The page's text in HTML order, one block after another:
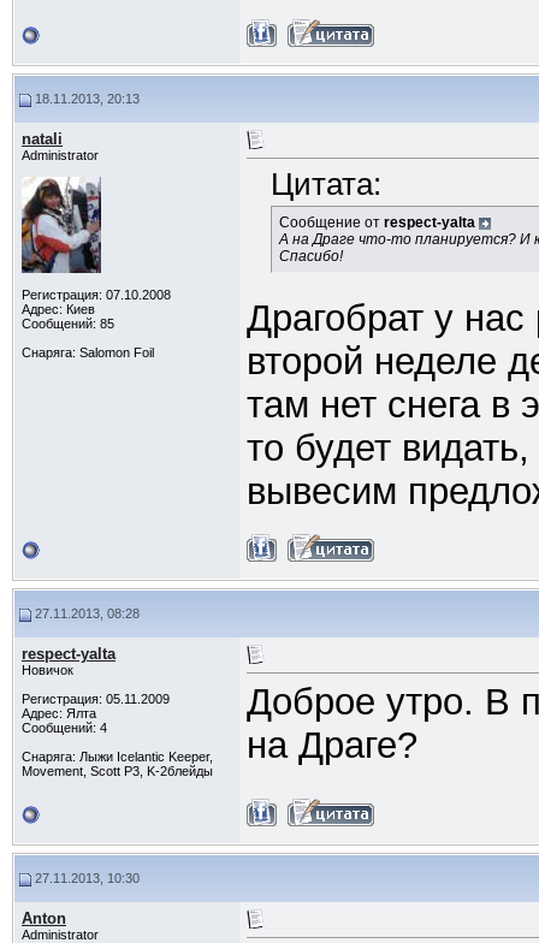
18.11.2013, 20:13
natali
Administrator
Регистрация: 07.10.2008
Адрес: Киев
Сообщений: 85
Снаряга: Salomon Foil
Цитата:
Сообщение от respect-yalta
А на Драге что-то планируется? И
Спасибо!
Драгобрат у
второй неделе
там нет снега в
то будет
вывесим
27.11.2013, 08:28
respect-yalta
Новичок
Регистрация: 05.11.2009
Адрес: Ялта
Сообщений: 4
Снаряга: Лыжи Icelantic Keeper,
Movement, Scott P3, K-2блейды
Доброе утро. В
на Драге?
27.11.2013, 10:30
Anton
Administrator